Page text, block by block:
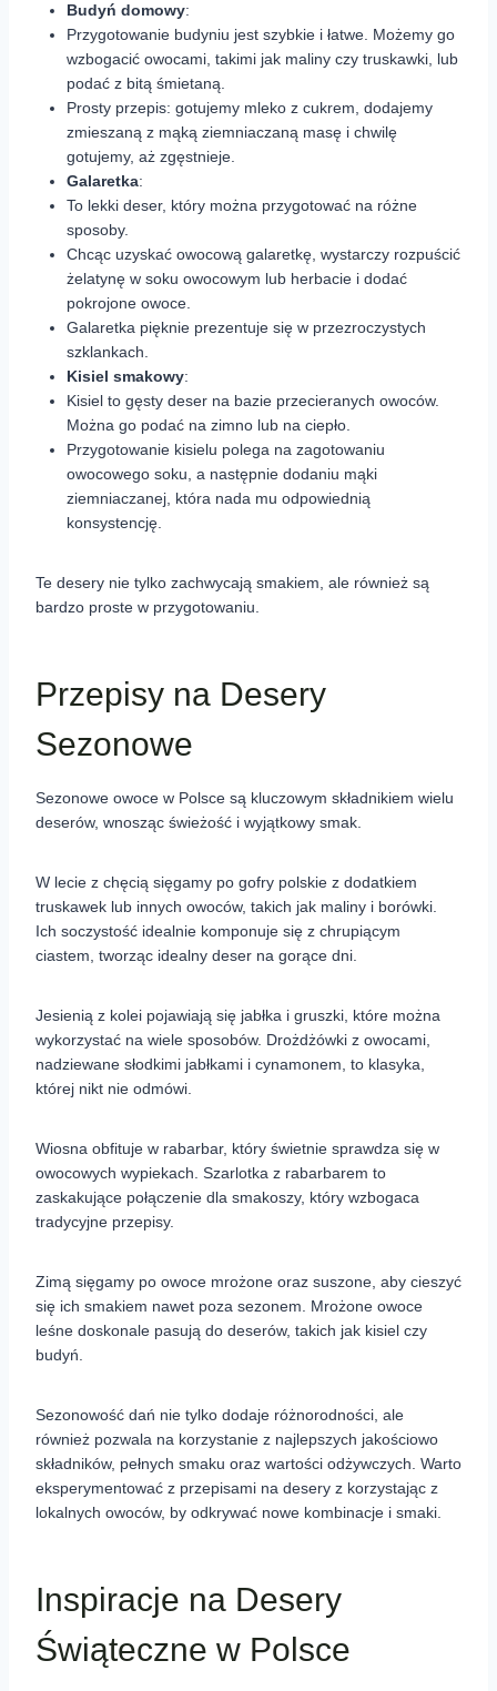
Budyń domowy:
Przygotowanie budyniu jest szybkie i łatwe. Możemy go
wzbogacić owocami, takimi jak maliny czy truskawki, lub
podać z bitą śmietaną.
Prosty przepis: gotujemy mleko z cukrem, dodajemy
zmieszaną z mąką ziemniaczaną masę i chwilę
gotujemy, aż zgęstnieje.
Galaretka:
To lekki deser, który można przygotować na różne
sposoby.
Chcąc uzyskać owocową galaretkę, wystarczy rozpuścić
żelatynę w soku owocowym lub herbacie i dodać
pokrojone owoce.
Galaretka pięknie prezentuje się w przezroczystych
szklankach.
Kisiel smakowy:
Kisiel to gęsty deser na bazie przecieranych owoców.
Można go podać na zimno lub na ciepło.
Przygotowanie kisielu polega na zagotowaniu
owocowego soku, a następnie dodaniu mąki
ziemniaczanej, która nada mu odpowiednią
konsystencję.
Te desery nie tylko zachwycają smakiem, ale również są
bardzo proste w przygotowaniu.
Przepisy na Desery
Sezonowe
Sezonowe owoce w Polsce są kluczowym składnikiem wielu
deserów, wnosząc świeżość i wyjątkowy smak.
W lecie z chęcią sięgamy po gofry polskie z dodatkiem
truskawek lub innych owoców, takich jak maliny i borówki.
Ich soczystość idealnie komponuje się z chrupiącym
ciastem, tworząc idealny deser na gorące dni.
Jesienią z kolei pojawiają się jabłka i gruszki, które można
wykorzystać na wiele sposobów. Drożdżówki z owocami,
nadziewane słodkimi jabłkami i cynamonem, to klasyka,
której nikt nie odmówi.
Wiosna obfituje w rabarbar, który świetnie sprawdza się w
owocowych wypiekach. Szarlotka z rabarbarem to
zaskakujące połączenie dla smakoszy, który wzbogaca
tradycyjne przepisy.
Zimą sięgamy po owoce mrożone oraz suszone, aby cieszyć
się ich smakiem nawet poza sezonem. Mrożone owoce
leśne doskonale pasują do deserów, takich jak kisiel czy
budyń.
Sezonowość dań nie tylko dodaje różnorodności, ale
również pozwala na korzystanie z najlepszych jakościowo
składników, pełnych smaku oraz wartości odżywczych. Warto
eksperymentować z przepisami na desery z korzystając z
lokalnych owoców, by odkrywać nowe kombinacje i smaki.
Inspiracje na Desery
Świąteczne w Polsce